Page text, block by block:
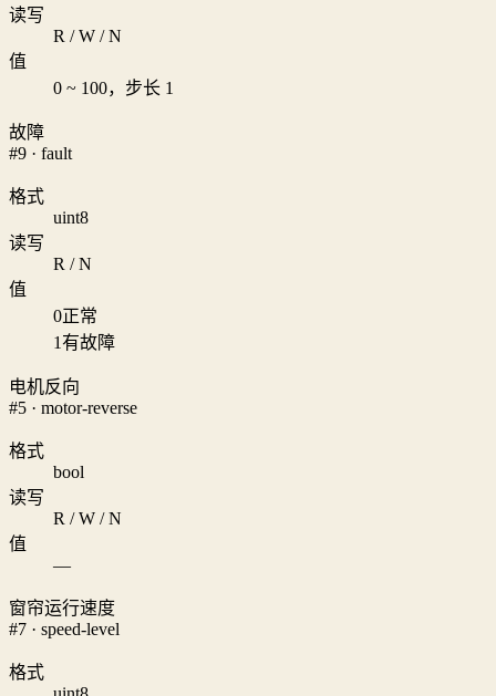
读写
R / W / N
值
0 ~ 100，步长 1
故障
#9 · fault
格式
uint8
读写
R / N
值
0正常
1有故障
电机反向
#5 · motor-reverse
格式
bool
读写
R / W / N
值
—
窗帘运行速度
#7 · speed-level
格式